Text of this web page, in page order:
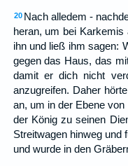
20 Nach alledem -
heran, um bei
ihn und ließ ihm sagen:
gegen das Haus, das
damit er dich nicht
anzugreifen. Daher
an, um in der Ebene
der König zu seinen
Streitwagen hinweg und
und wurde in den